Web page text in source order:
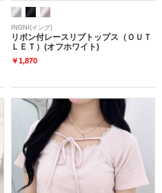
INGNI(イング)
リボン付レースリブトップス（ＯＵＴ
ＬＥＴ）(オフホワイト)
￥1,870